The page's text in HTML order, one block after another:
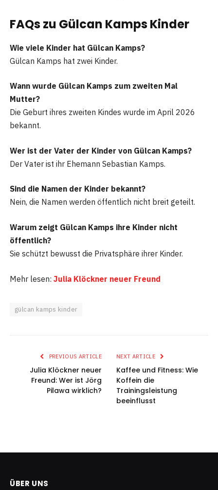
FAQs zu Gülcan Kamps Kinder
Wie viele Kinder hat Gülcan Kamps?
Gülcan Kamps hat zwei Kinder.
Wann wurde Gülcan Kamps zum zweiten Mal
Mutter?
Die Geburt ihres zweiten Kindes wurde im April 2026
bekannt.
Wer ist der Vater der Kinder von Gülcan Kamps?
Der Vater ist ihr Ehemann Sebastian Kamps.
Sind die Namen der Kinder bekannt?
Nein, die Namen werden öffentlich nicht breit geteilt.
Warum zeigt Gülcan Kamps ihre Kinder nicht
öffentlich?
Sie schützt bewusst die Privatsphäre ihrer Kinder.
Mehr lesen: Julia Klöckner neuer Freund
gülcan kamps kinder
PREVIOUS ARTICLE
Julia Klöckner neuer
Freund: Wer ist Jörg
Pilawa wirklich?
NEXT ARTICLE
Kaffee und Fitness: Wie
Koffein die
Trainingsleistung
beeinflusst
ÜBER UNS